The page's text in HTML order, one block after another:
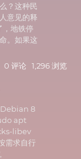
？这种民
意见的释
，地铁停
。如果这
0 评论 1,296 浏览
Debian 8
apt
libev
需求自行